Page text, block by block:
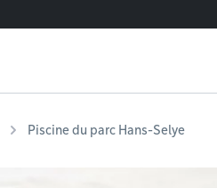
Piscine du parc Hans-Selye